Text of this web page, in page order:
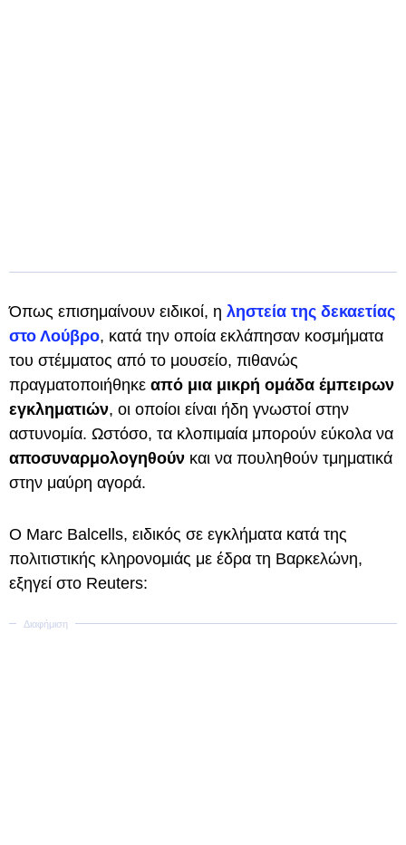
Όπως επισημαίνουν ειδικοί, η ληστεία της δεκαετίας
στο Λούβρο, κατά την οποία εκλάπησαν κοσμήματα
του στέμματος από το μουσείο, πιθανώς
πραγματοποιήθηκε από μια μικρή ομάδα έμπειρων
εγκληματιών, οι οποίοι είναι ήδη γνωστοί στην
αστυνομία. Ωστόσο, τα κλοπιμαία μπορούν εύκολα να
αποσυναρμολογηθούν και να πουληθούν τμηματικά
στην μαύρη αγορά.
Ο Marc Balcells, ειδικός σε εγκλήματα κατά της
πολιτιστικής κληρονομιάς με έδρα τη Βαρκελώνη,
εξηγεί στο Reuters: